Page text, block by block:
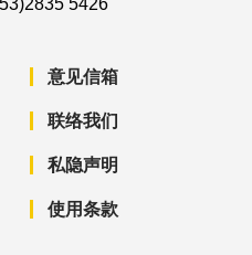
5426
意见信箱
联络我们
私隐声明
使用条款